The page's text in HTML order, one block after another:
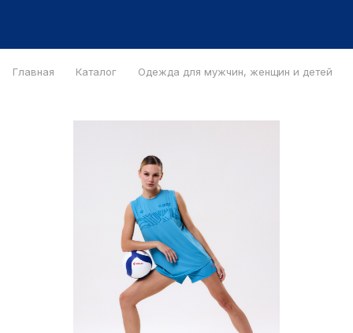
Главная Каталог Одежда для мужчин, женщин и детей